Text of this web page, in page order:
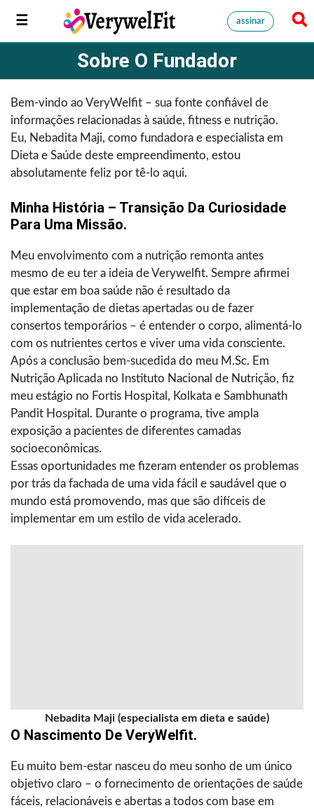
assinar
Sobre O Fundador
Bem-vindo ao VeryWelfit – sua fonte confiável de
informações relacionadas à saúde, fitness e nutrição.
Eu, Nebadita Maji, como fundadora e especialista em
Dieta e Saúde deste empreendimento, estou
absolutamente feliz por tê-lo aqui.
Minha História – Transição Da Curiosidade
Para Uma Missão.
Meu envolvimento com a nutrição remonta antes
mesmo de eu ter a ideia de Verywelfit. Sempre afirmei
que estar em boa saúde não é resultado da
implementação de dietas apertadas ou de fazer
consertos temporários – é entender o corpo, alimentá-lo
com os nutrientes certos e viver uma vida consciente.
Após a conclusão bem-sucedida do meu M.Sc. Em
Nutrição Aplicada no Instituto Nacional de Nutrição, fiz
meu estágio no Fortis Hospital, Kolkata e Sambhunath
Pandit Hospital. Durante o programa, tive ampla
exposição a pacientes de diferentes camadas
socioeconômicas.
Essas oportunidades me fizeram entender os problemas
por trás da fachada de uma vida fácil e saudável que o
mundo está promovendo, mas que são difíceis de
implementar em um estilo de vida acelerado.
Nebadita Maji (especialista em dieta e saúde)
O Nascimento De VeryWelfit.
Eu muito bem-estar nasceu do meu sonho de um único
objetivo claro – o fornecimento de orientações de saúde
fáceis, relacionáveis e abertas a todos com base em